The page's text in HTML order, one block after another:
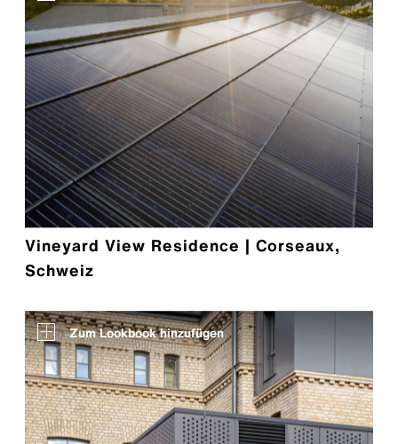
Vineyard View Residence | Corseaux,
Schweiz
Zum Lookbook hinzufügen